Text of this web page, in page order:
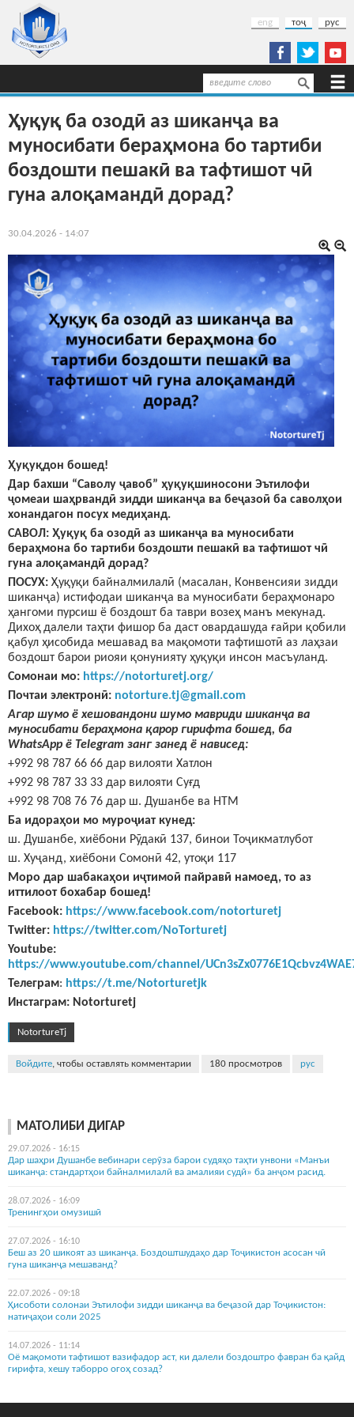
Перейти к основному содержанию
eng
тоҷ рус
Форма поиска
Поиск
Ҳуқуқ ба озодӣ аз шиканҷа ва
муносибати бераҳмона бо тартиби
боздошти пешакӣ ва тафтишот чӣ
гуна алоқамандӣ дорад?
30.04.2026 - 14:07
Ҳуқуқдон бошед!
Дар бахши “Саволу ҷавоб” ҳуқуқшиносони Эътилофи
ҷомеаи шаҳрвандӣ зидди шиканҷа ва беҷазоӣ ба саволҳои
хонандагон посух медиҳанд.
САВОЛ: Ҳуқуқ ба озодӣ аз шиканҷа ва муносибати
бераҳмона бо тартиби боздошти пешакӣ ва тафтишот чӣ
гуна алоқамандӣ дорад?
ПОСУХ: Ҳуқуқи байналмилалӣ (масалан, Конвенсияи зидди
шиканҷа) истифодаи шиканҷа ва муносибати бераҳмонаро
ҳангоми пурсиш ё боздошт ба таври возеҳ манъ мекунад.
Дихоҳ далели таҳти фишор ба даст овардашуда ғайри қобили
қабул ҳисобида мешавад ва мақомоти тафтишотӣ аз лаҳзаи
боздошт барои риояи қонунияту ҳуқуқи инсон масъуланд.
Сомонаи мо: https://notorturetj.org/
Почтаи электронӣ: notorture.tj@gmail.com
Агар шумо ё хешовандони шумо мавриди шиканҷа ва
муносибати бераҳмона қарор гирифта бошед, ба
WhatsApp ё Telegram занг занед ё нависед:
+992 98 787 66 66 дар вилояти Хатлон
+992 98 787 33 33 дар вилояти Суғд
+992 98 708 76 76 дар ш. Душанбе ва НТМ
Ба идораҳои мо муроҷиат кунед:
ш. Душанбе, хиёбони Рӯдакӣ 137, бинои Тоҷикматлубот
ш. Хуҷанд, хиёбони Сомонӣ 42, утоқи 117
Моро дар шабакаҳои иҷтимоӣ пайравӣ намоед, то аз
иттилоот бохабар бошед!
Facebook: https://www.facebook.com/notorturetj
Twitter: https://twitter.com/NoTorturetj
Youtube:
https://www.youtube.com/channel/
Телеграм: https://t.me/Notorturetjk
Инстаграм: Notorturetj
NotortureTj
Войдите, чтобы оставлять комментарии 180 просмотров рус
МАТОЛИБИ ДИГАР
29.07.2026 - 16:15
Дар шаҳри Душанбе вебинари серӯза барои судяҳо таҳти унвони «Манъи
шиканҷа: стандартҳои байналмилалӣ ва амалияи судӣ» ба анҷом расид.
28.07.2026 - 16:09
Тренингҳои омузишӣ
27.07.2026 - 16:10
Беш аз 20 шикоят аз шиканҷа. Боздоштшудаҳо дар Тоҷикистон асосан чӣ
гуна шиканҷа мешаванд?
22.07.2026 - 09:18
Ҳисоботи солонаи Эътилофи зидди шиканҷа ва беҷазоӣ дар Тоҷикистон:
натиҷаҳои соли 2025
14.07.2026 - 11:14
Оё мақомоти тафтишот вазифадор аст, ки далели боздоштро фавран ба қайд
гирифта, хешу таборро огоҳ созад?